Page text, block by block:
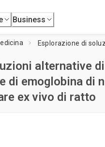
Business
alternative
di emoglobina di
ex vivo di ratto